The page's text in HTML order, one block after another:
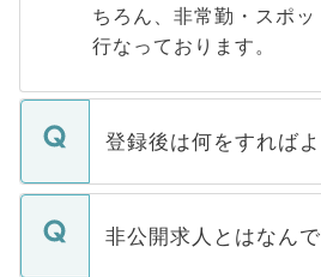
ちろん、非常勤・スポ
行なっております。
登録後は何をすれば
ご登録いただきました
登録内容を確認し、そ
非公開求人とはなん